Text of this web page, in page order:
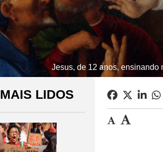
Jesus, de 12 anos, ensinando
MAIS LIDOS